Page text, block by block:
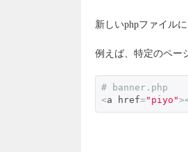
新しいphpファイル
例えば、特定のペー
# banner.php
<a href="piyo"